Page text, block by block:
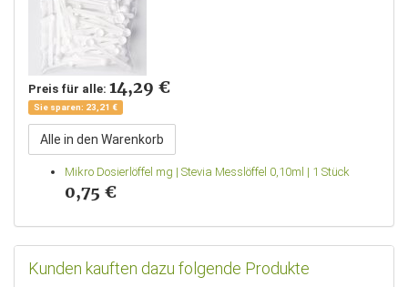
Preis für alle: 14,29 €
Sie sparen: 23,21 €
Alle in den Warenkorb
Mikro Dosierlöffel mg | Stevia Messlöffel 0,10ml | 1 Stück
0,75 €
Kunden kauften dazu folgende Produkte